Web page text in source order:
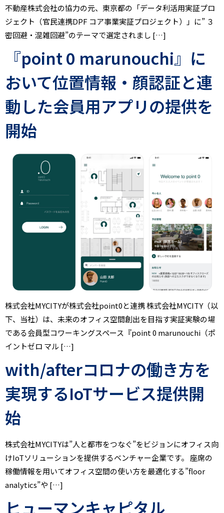
不動産株式会社の協力の元、東京都の「データ利活用実証プロ
ジェクト（官民連携DPF コア事業実証プロジェクト）」に” ３
密回避・混雑回避”のテーマで選定されまし […]
『point 0 marunouchi』に
おいて位置情報・顔認証と連
動した会員用アプリの提供を
開始
株式会社MYCITYが株式会社point0と連携 株式会社MYCITY（以
下、当社）は、未来のオフィス空間創出を目指す実証実験の場
である会員型コワーキングスペース『point 0 marunouchi（ポ
イントゼロ マル […]
with/afterコロナの働き方を
実現するIoTサービス提供開
始
株式会社MYCITYは”人と都市をつなぐ”をビジョンにオフィス向
けIoTソリューションを提供するベンチャー企業です。 座席の
稼働情報を用いてオフィス空間の使い方を最適化する”floor
analytics”や […]
ヒューマンキャピタル